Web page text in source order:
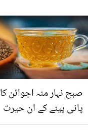
صبح نہار منہ اجوائن کا
پانی پینے کے ان حیرت